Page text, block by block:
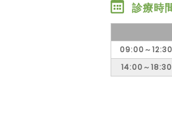
診療時
09:00～12:30
14:00～18:30